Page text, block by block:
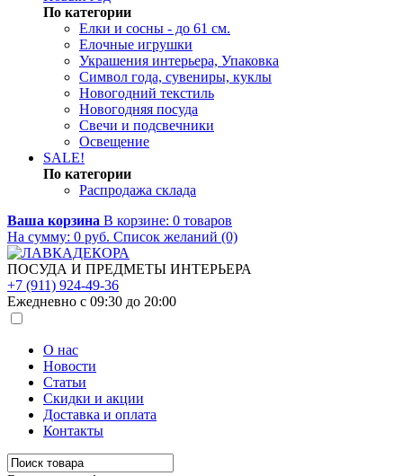
По категории
Елки и сосны - до 61 см.
Елочные игрушки
Украшения интерьера, Упаковка
Символ года, сувениры, куклы
Новогодний текстиль
Новогодняя посуда
Свечи и подсвечники
Освещение
SALE!
По категории
Распродажа склада
Ваша корзина В корзине: 0 товаров
На сумму: 0 руб. Список желаний (0)
ПОСУДА И ПРЕДМЕТЫ ИНТЕРЬЕРА
+7 (911) 924-49-36
Ежедневно с 09:30 до 20:00
О нас
Новости
Статьи
Скидки и акции
Доставка и оплата
Контакты